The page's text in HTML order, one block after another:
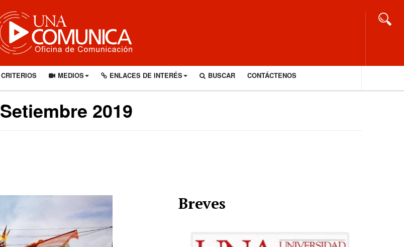
CRITERIOS MEDIOS ENLACES DE INTERÉS BUSCAR CONTÁCTENOS
Setiembre 2019
Breves